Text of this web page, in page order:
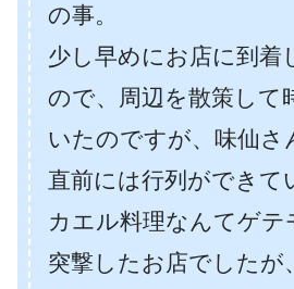
の事。
少し早めにお店に到着
ので、周辺を散策して
いたのですが、味仙さ
直前には行列ができて
カエル料理なんてゲテ
突撃したお店でしたが